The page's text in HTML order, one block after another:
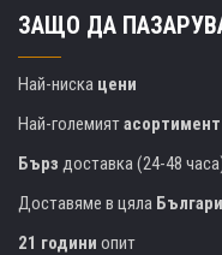
ЗАЩО ДА
Най-ниска цени
Най-големиятасортимент
Бърз доставка (24-48
Доставяме в цяла
21 години опит